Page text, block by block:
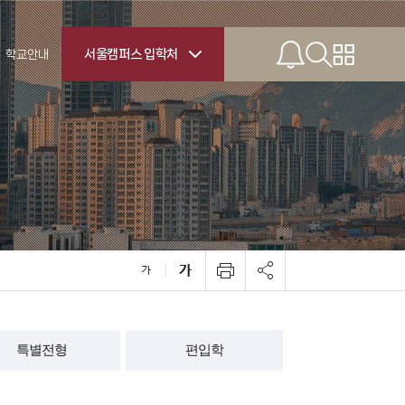
학교안내
공안내
전공제도
기숙사
프로그램
퍼스맵
서울캠퍼스 입학처
특별전형 편입학